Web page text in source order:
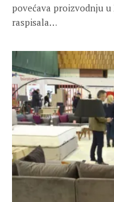
povećava proizvodnju u
raspisala…